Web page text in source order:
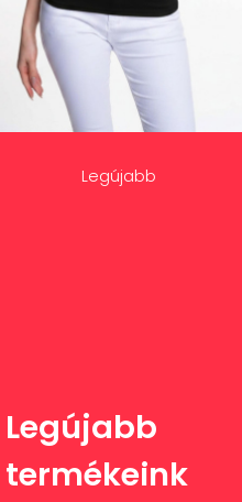
Legújabb
Legújabb
termékeink